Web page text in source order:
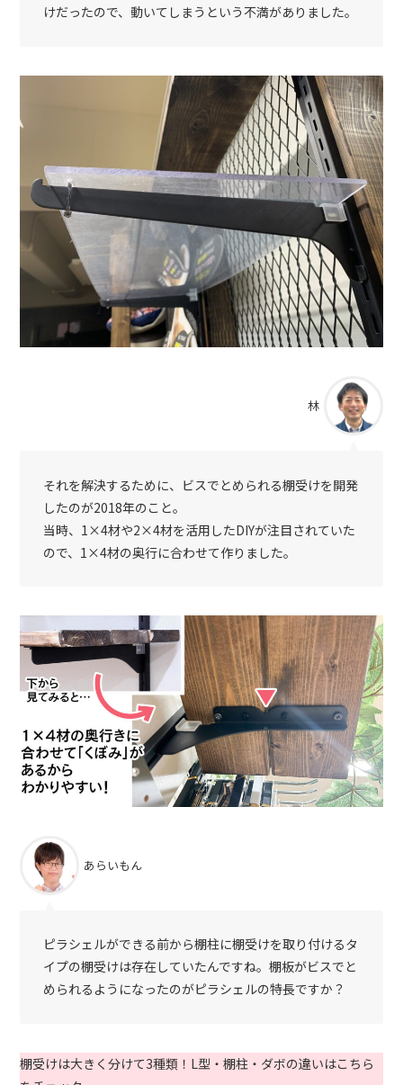
けだったので、動いてしまうという不満がありました。
林
それを解決するために、ビスでとめられる棚受けを開発
したのが2018年のこと。
当時、1×4材や2×4材を活用したDIYが注目されていた
ので、1×4材の奥行に合わせて作りました。
あらいもん
ピラシェルができる前から棚柱に棚受けを取り付けるタ
イプの棚受けは存在していたんですね。棚板がビスでと
められるようになったのがピラシェルの特長ですか？
棚受けは大きく分けて3種類！L型・棚柱・ダボの違いはこちら